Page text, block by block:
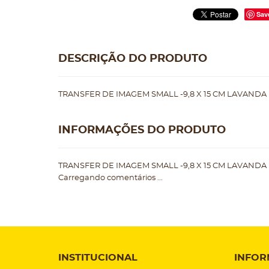
DESCRIÇÃO DO PRODUTO
TRANSFER DE IMAGEM SMALL -9,8 X 15 CM LAVANDA
INFORMAÇÕES DO PRODUTO
TRANSFER DE IMAGEM SMALL -9,8 X 15 CM LAVANDA
Carregando comentários ...
INSTITUCIONAL